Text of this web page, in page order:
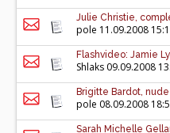
Julie Christie,
pole 11.09.2008
Flashvideo: Jamie
Shlaks 09.09.2008
Brigitte Bardot,
pole 08.09.2008
Sarah Michelle